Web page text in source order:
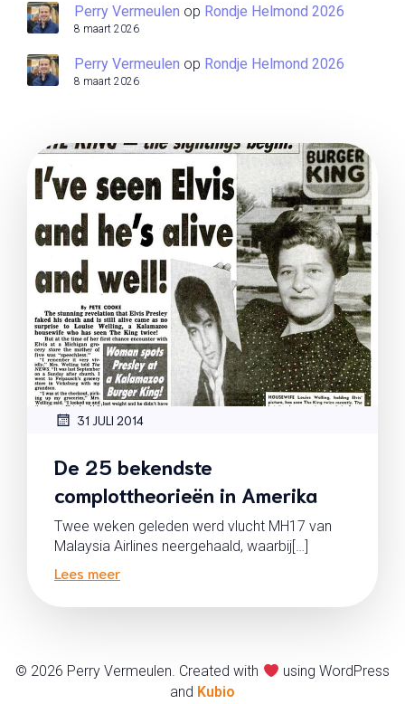
Perry Vermeulen op Rondje Helmond 2026
8 maart 2026
Perry Vermeulen op Rondje Helmond 2026
8 maart 2026
31 JULI 2014
De 25 bekendste
complottheorieën in Amerika
Twee weken geleden werd vlucht MH17 van
Malaysia Airlines neergehaald, waarbij[…]
Lees meer
© 2026 Perry Vermeulen. Created with
using WordPress
and Kubio